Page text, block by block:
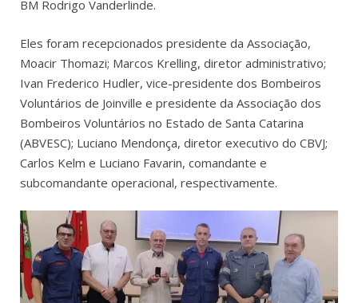
BM Rodrigo Vanderlinde.
Eles foram recepcionados presidente da Associação,
Moacir Thomazi; Marcos Krelling, diretor administrativo;
Ivan Frederico Hudler, vice-presidente dos Bombeiros
Voluntários de Joinville e presidente da Associação dos
Bombeiros Voluntários no Estado de Santa Catarina
(ABVESC); Luciano Mendonça, diretor executivo do CBVJ;
Carlos Kelm e Luciano Favarin, comandante e
subcomandante operacional, respectivamente.